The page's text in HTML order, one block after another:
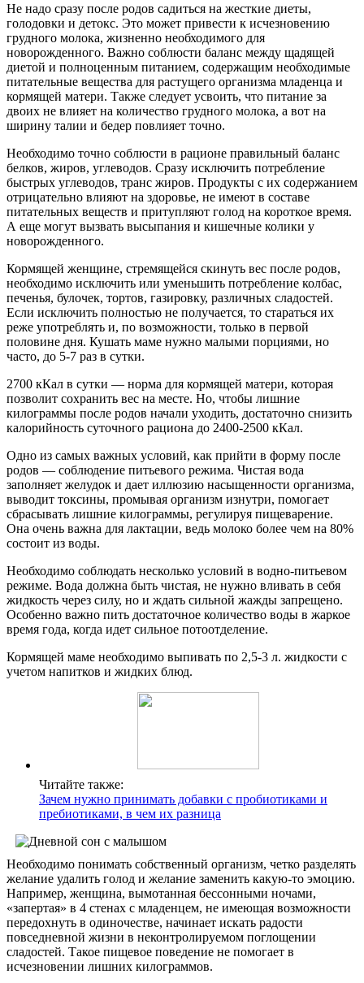
Не надо сразу после родов садиться на жесткие диеты,
голодовки и детокс. Это может привести к исчезновению
грудного молока, жизненно необходимого для
новорожденного. Важно соблюсти баланс между щадящей
диетой и полноценным питанием, содержащим необходимые
питательные вещества для растущего организма младенца и
кормящей матери. Также следует усвоить, что питание за
двоих не влияет на количество грудного молока, а вот на
ширину талии и бедер повлияет точно.
Необходимо точно соблюсти в рационе правильный баланс
белков, жиров, углеводов. Сразу исключить потребление
быстрых углеводов, транс жиров. Продукты с их содержанием
отрицательно влияют на здоровье, не имеют в составе
питательных веществ и притупляют голод на короткое время.
А еще могут вызвать высыпания и кишечные колики у
новорожденного.
Кормящей женщине, стремящейся скинуть вес после родов,
необходимо исключить или уменьшить потребление колбас,
печенья, булочек, тортов, газировку, различных сладостей.
Если исключить полностью не получается, то стараться их
реже употреблять и, по возможности, только в первой
половине дня. Кушать маме нужно малыми порциями, но
часто, до 5-7 раз в сутки.
2700 кКал в сутки — норма для кормящей матери, которая
позволит сохранить вес на месте. Но, чтобы лишние
килограммы после родов начали уходить, достаточно снизить
калорийность суточного рациона до 2400-2500 кКал.
Одно из самых важных условий, как прийти в форму после
родов — соблюдение питьевого режима. Чистая вода
заполняет желудок и дает иллюзию насыщенности организма,
выводит токсины, промывая организм изнутри, помогает
сбрасывать лишние килограммы, регулируя пищеварение.
Она очень важна для лактации, ведь молоко более чем на 80%
состоит из воды.
Необходимо соблюдать несколько условий в водно-питьевом
режиме. Вода должна быть чистая, не нужно вливать в себя
жидкость через силу, но и ждать сильной жажды запрещено.
Особенно важно пить достаточное количество воды в жаркое
время года, когда идет сильное потоотделение.
Кормящей маме необходимо выпивать по 2,5-3 л. жидкости с
учетом напитков и жидких блюд.
Читайте также:
Зачем нужно принимать добавки с пробиотиками и
пребиотиками, в чем их разница
Необходимо понимать собственный организм, четко разделять
желание удалить голод и желание заменить какую-то эмоцию.
Например, женщина, вымотанная бессонными ночами,
«запертая» в 4 стенах с младенцем, не имеющая возможности
передохнуть в одиночестве, начинает искать радости
повседневной жизни в неконтролируемом поглощении
сладостей. Такое пищевое поведение не помогает в
исчезновении лишних килограммов.